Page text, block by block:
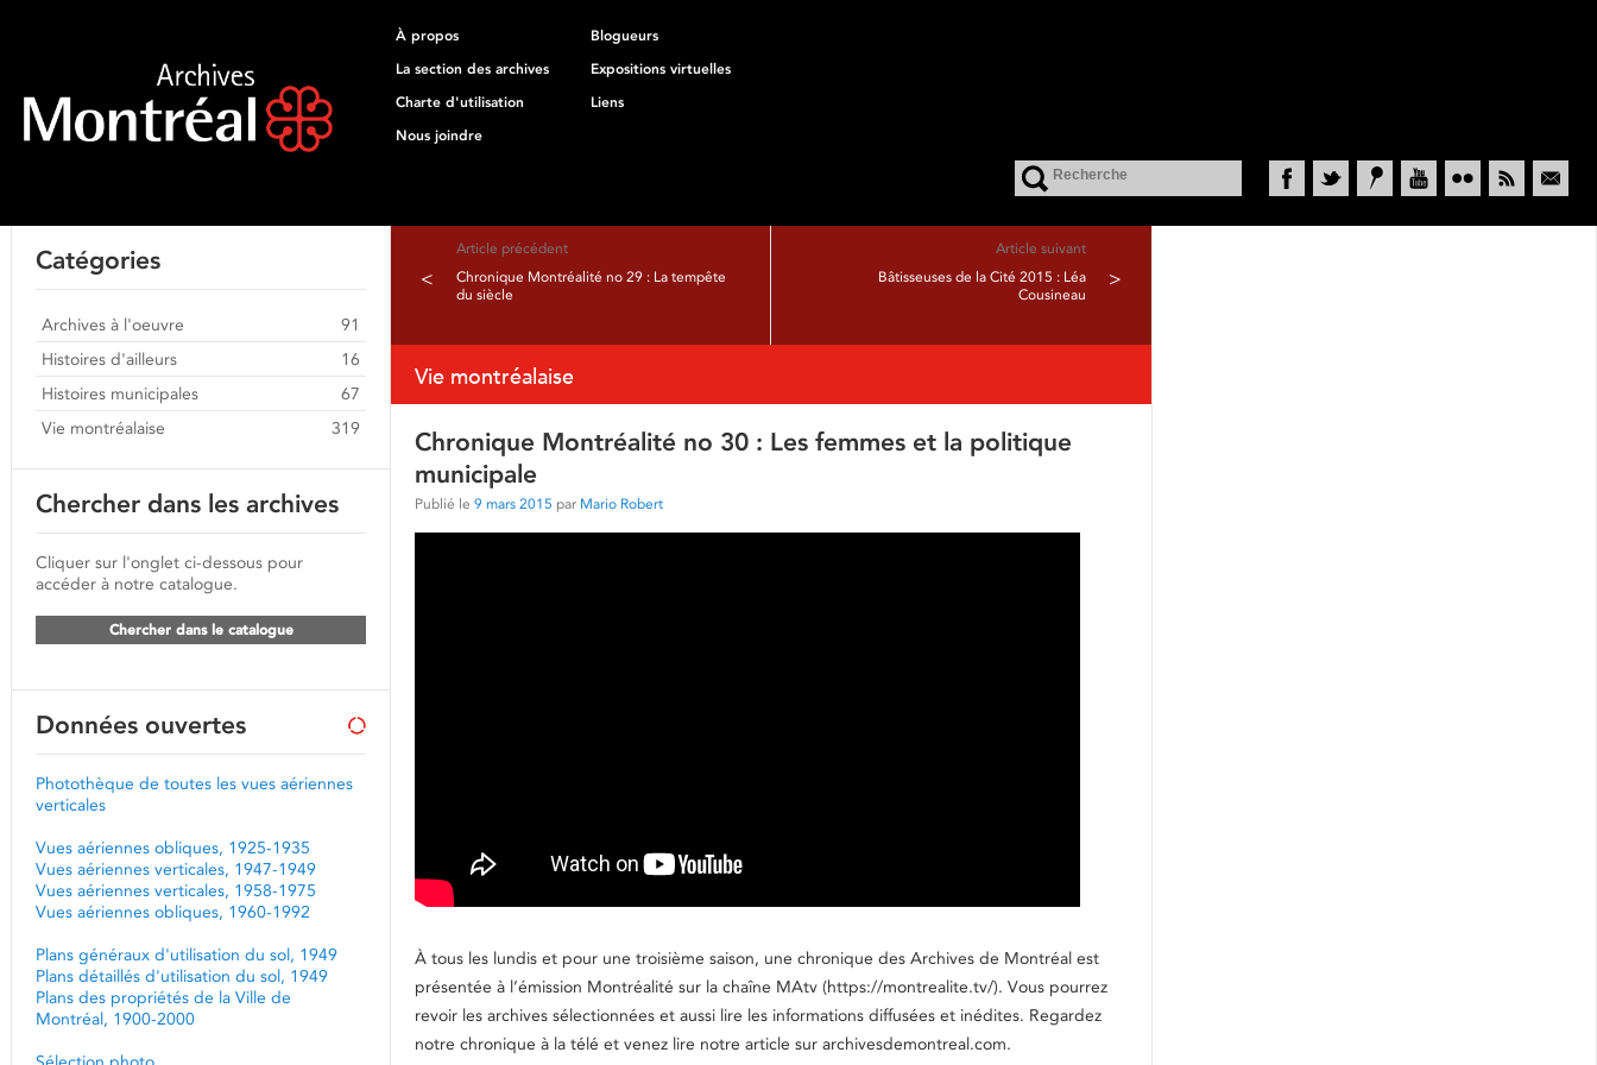
À propos
Blogueurs
La section des archives
Expositions virtuelles
Charte d'utilisation
Liens
Nous joindre
Article précédent
<
Chronique Montréalité no 29 : La tempête
du siècle
Article suivant
Bâtisseuses de la Cité 2015 : Léa
Cousineau
>
Vie montréalaise
Chronique Montréalité no 30 : Les femmes et la politique
municipale
Publié le 9 mars 2015 par Mario Robert
À tous les lundis et pour une troisième saison, une chronique des Archives de Montréal est
présentée à l’émission Montréalité sur la chaîne MAtv (https://montrealite.tv/). Vous pourrez
revoir les archives sélectionnées et aussi lire les informations diffusées et inédites. Regardez
notre chronique à la télé et venez lire notre article sur archivesdemontreal.com.
Catégories
Archives à l'oeuvre
91
Histoires d'ailleurs
16
Histoires municipales
67
Vie montréalaise
319
Chercher dans les archives
Cliquer sur l'onglet ci-dessous pour
accéder à notre catalogue.
Chercher dans le catalogue
Données ouvertes
Photothèque de toutes les vues aériennes
verticales
Vues aériennes obliques, 1925-1935
Vues aériennes verticales, 1947-1949
Vues aériennes verticales, 1958-1975
Vues aériennes obliques, 1960-1992
Plans généraux d'utilisation du sol, 1949
Plans détaillés d'utilisation du sol, 1949
Plans des propriétés de la Ville de
Montréal, 1900-2000